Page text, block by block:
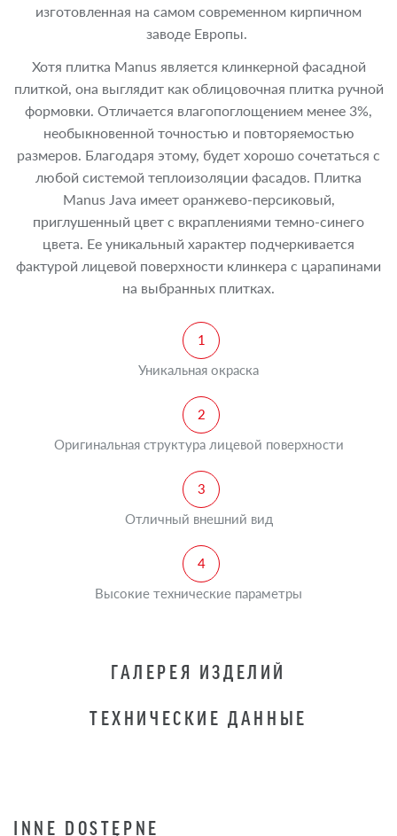
изготовленная на самом современном кирпичном
заводе Европы.
Хотя плитка Manus является клинкерной фасадной
плиткой, она выглядит как облицовочная плитка ручной
формовки. Отличается влагопоглощением менее 3%,
необыкновенной точностью и повторяемостью
размеров. Благодаря этому, будет хорошо сочетаться с
любой системой теплоизоляции фасадов. Плитка
Manus Java имеет оранжево-персиковый,
приглушенный цвет с вкраплениями темно-синего
цвета. Ее уникальный характер подчеркивается
фактурой лицевой поверхности клинкера с царапинами
на выбранных плитках.
Уникальная окраска
Оригинальная структура лицевой поверхности
Отличный внешний вид
Высокие технические параметры
ГАЛЕРЕЯ ИЗДЕЛИЙ
ТЕХНИЧЕСКИЕ ДАННЫЕ
INNE DOSTĘPNE